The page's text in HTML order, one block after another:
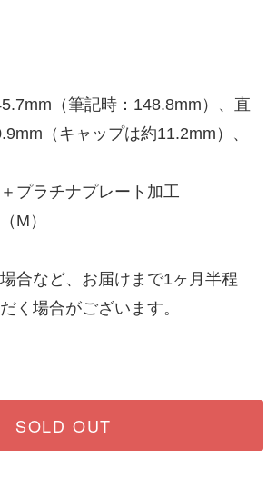
（筆記時：148.8mm）、直
（キャップは約11.2mm）、
プラチナプレート加工
M）
合など、お届けまで1ヶ月半程
く場合がございます。
SOLD OUT